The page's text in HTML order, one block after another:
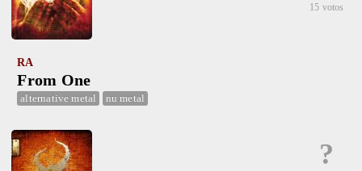
15 votos
RA
From One
alternative metal nu metal
?